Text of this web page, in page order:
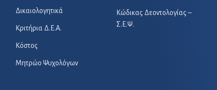
Κώδικας Δεοντολογίας –
Σ.Ε.Ψ.
Δικαιολογητικά
Κριτήρια Δ.Ε.Α.
Κόστος
Μητρώο Ψυχολόγων